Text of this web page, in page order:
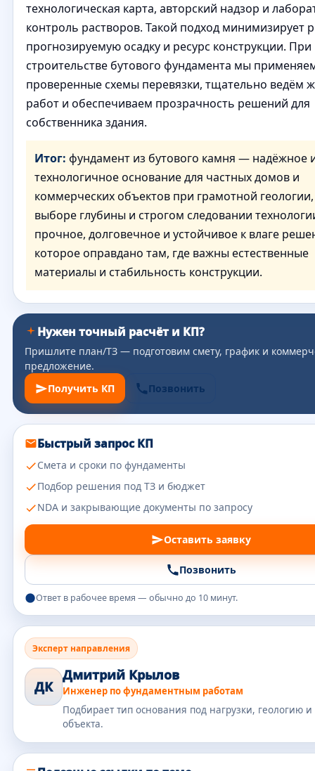
технологическая карта, авторский надзор и
контроль растворов. Такой подход минимизирует
прогнозируемую осадку и ресурс конструкции. При
строительстве бутового фундамента мы
проверенные схемы перевязки, тщательно ведём
работ и обеспечиваем прозрачность решений для
собственника здания.
Итог: фундамент из бутового камня — надёжное
технологичное основание для частных домов и
коммерческих объектов при грамотной
выборе глубины и строгом следовании
прочное, долговечное и устойчивое к влаге
которое оправдано там, где важны естественные
материалы и стабильность конструкции.
Нужен точный расчёт и КП?
Пришлите план/ТЗ — подготовим смету, график и
предложение.
Получить КП
Позвонить
Быстрый запрос КП
Смета и сроки по фундаменты
Подбор решения под ТЗ и бюджет
NDA и закрывающие документы по запросу
Оставить заявку
Позвонить
Ответ в рабочее время — обычно до 10 минут.
Эксперт направления
ДК
Дмитрий Крылов
Инженер по фундаментным работам
Подбирает тип основания под нагрузки, геологию
объекта.